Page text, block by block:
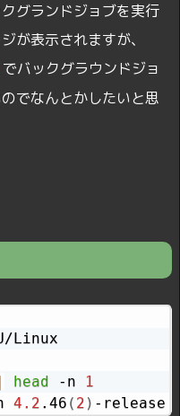
グランドジョブを実行
が表示されますが、
でバックグラウンドジョ
でなんとかしたいと思
Linux
| head -n
1
4.2 .46 ( 2 ) -release